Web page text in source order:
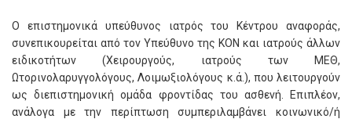
Ο επιστημονικά υπεύθυνος ιατρός του Κέντρου αναφοράς,
συνεπικουρείται από τον Υπεύθυνο της ΚΟΝ και ιατρούς άλλων
ειδικοτήτων (Χειρουργούς, ιατρούς των ΜΕΘ,
Ωτορινολαρυγγολόγους, Λοιμωξιολόγους κ.ά.), που λειτουργούν
ως διεπιστημονική ομάδα φροντίδας του ασθενή. Επιπλέον,
ανάλογα με την περίπτωση συμπεριλαμβάνει κοινωνικό/ή